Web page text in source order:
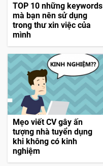
TOP 10 những keywords
mà bạn nên sử dụng
trong thư xin việc của
mình
Mẹo viết CV gây ấn
tượng nhà tuyển dụng
khi không có kinh
nghiệm